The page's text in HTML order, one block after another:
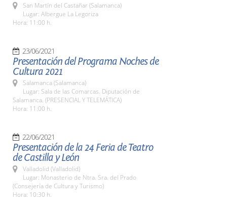
San Martín del Castañar (Salamanca)
Lugar: Albergue La Legoriza
Hora: 11:00 h.
23/06/2021
Presentación del Programa Noches de
Cultura 2021
Salamanca (Salamanca)
Lugar: Sala de las Comarcas. Diputación de
Salamanca. (PRESENCIAL Y TELEMÁTICA)
Hora: 11:00 h.
22/06/2021
Presentación de la 24 Feria de Teatro
de Castilla y León
Valladolid (Valladolid)
Lugar: Monasterio de Ntra. Sra. del Prado
(Consejería de Cultura y Turismo)
Hora: 10:30 h.